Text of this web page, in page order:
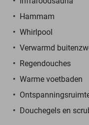
Hammam
Whirlpool
Verwarmd
Regendouches
Warme voetbaden
Douchegels en